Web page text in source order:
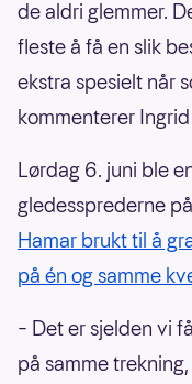
de aldri glemmer.
fleste å få en slik
ekstra spesielt når
kommenterer
Lørdag 6. juni ble
gledessprederne
Hamar brukt til å
på én og samme
– Det er sjelden vi
på samme